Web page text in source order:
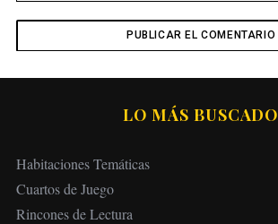
LO MÁS BUSCADO
Habitaciones Temáticas
Cuartos de Juego
Rincones de Lectura